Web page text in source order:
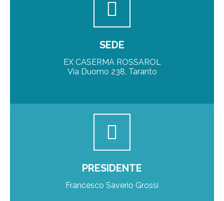
SEDE
EX CASERMA ROSSAROL
Via Duomo 238, Taranto
PRESIDENTE
Francesco Saverio Grossi